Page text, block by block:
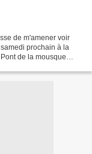
de m'amener voir
prochain à la
de la mousque